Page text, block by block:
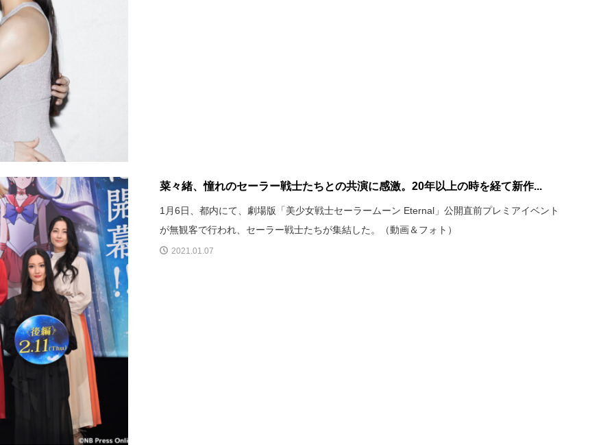
菜々緒、憧れのセーラー戦士たちとの共演に感激。20年以上の時を経て新作...
1月6日、都内にて、劇場版「美少女戦士セーラームーン Eternal」公開直前プレミアイベント
が無観客で行われ、セーラー戦士たちが集結した。（動画＆フォト）
2021.01.07